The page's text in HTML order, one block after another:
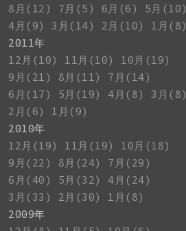
8月(12)
7月(5) 6月(6)
5月(10)
4月(9)
3月(14) 2月(10)
1月(8)
2011年
12月(10)
11月(10)
10月(19)
9月(21)
8月(11)
7月(14)
6月(17)
5月(19) 4月(8)
3月(8)
2月(6)
1月(9)
2010年
12月(19)
11月(19)
10月(18)
9月(22)
8月(24)
7月(29)
6月(40)
5月(32)
4月(24)
3月(33)
2月(30)
1月(8)
2009年